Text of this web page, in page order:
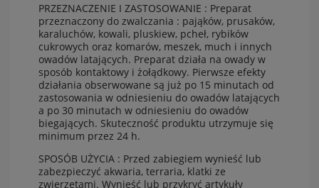
PRZEZNACZENIE I ZASTOSOWANIE : Preparat
przeznaczony do zwalczania : pająków, prusaków,
karaluchów, kowali, pluskiew, pcheł, rybików
cukrowych oraz komarów, meszek, much i innych
owadów latających. Preparat działa na owady w
sposób kontaktowy i żołądkowy. Pierwsze efekty
działania obserwowane są już po 15 minutach od
zastosowania w odniesieniu do owadów latających
a po 30 minutach w odniesieniu do owadów
biegających. Skuteczność produktu utrzymuje się
minimum przez 24 h.
SPOSÓB UŻYCIA : Przed zabiegiem wynieść lub
zabezpieczyć akwaria, terraria, klatki ze
zwierzętami. Wynieść lub przykryć artykuły